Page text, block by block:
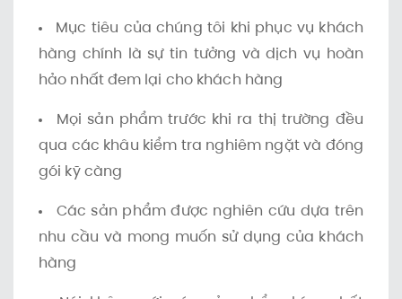
Mục tiêu của chúng tôi khi phục vụ khách
hàng chính là sự tin tưởng và dịch vụ hoàn
hảo nhất đem lại cho khách hàng
Mọi sản phẩm trước khi ra thị trường đều
qua các khâu kiểm tra nghiêm ngặt và đóng
gói kỹ càng
Các sản phẩm được nghiên cứu dựa trên
nhu cầu và mong muốn sử dụng của khách
hàng